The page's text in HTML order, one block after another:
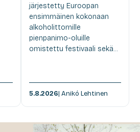
järjestetty Euroopan
ensimmäinen kokonaan
alkoholittomille
pienpanimo-oluille
omistettu festivaali sekä...
5.8.2026| Anikó Lehtinen